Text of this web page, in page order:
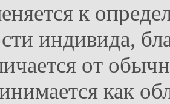
к
индивида,
от
как